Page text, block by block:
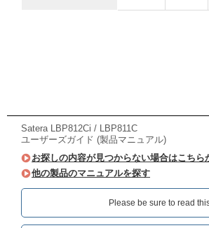
Satera LBP812Ci / LBP811C
ユーザーズガイド (製品マニュアル)
お探しの内容が見つからない場合はこちら
他の製品のマニュアルを探す
Please be sure to read